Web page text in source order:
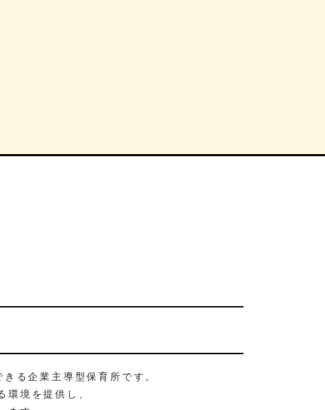
る企業主導型保育所です。
環境を提供し、